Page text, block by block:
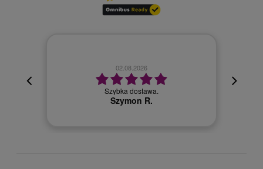
02.08.2026
Szybka dostawa.
Szymon R.